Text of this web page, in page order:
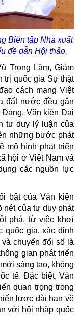
Biên tập Nhà xuất
đề dẫn Hội thảo.
Trọng Lâm, Giám
trị quốc gia Sự thật
cách mạng Việt
đất nước đều gắn
Đảng. Văn kiện Đại
tư duy lý luận của
những bước phát
mô hình phát triển
hội ở Việt Nam và
các nguồn lực
bật của Văn kiện
nét của tư duy phát
phá, từ việc khơi
quốc gia, xác định
chuyển đổi số là
gian phát triển
sáng tạo, không
tế. Đặc biệt, Văn
quan trọng trong
lược dài hạn về
với hội nhập quốc